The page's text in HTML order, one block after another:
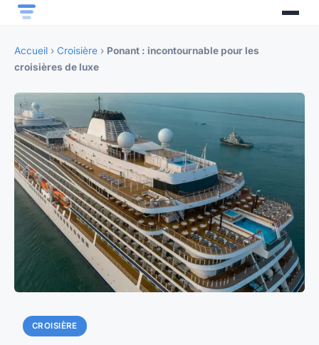
Accueil › Croisière › Ponant : incontournable pour les
croisières de luxe
CROISIÈRE